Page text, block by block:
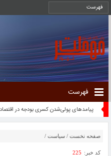
فهرست
پیامدهای پولی‌شدن کسری بودجه در اقتصاد
صفحه نخست / سیاست /
کد خبر: 225